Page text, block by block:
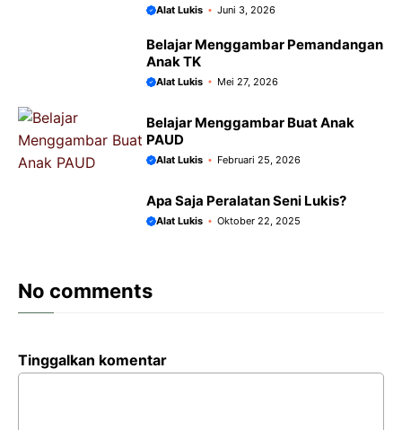
Alat Lukis Juni 3, 2026
Belajar Menggambar Pemandangan
Anak TK
Alat Lukis Mei 27, 2026
Belajar Menggambar Buat Anak
PAUD
Alat Lukis Februari 25, 2026
Apa Saja Peralatan Seni Lukis?
Alat Lukis Oktober 22, 2025
No comments
Tinggalkan komentar
Komentar